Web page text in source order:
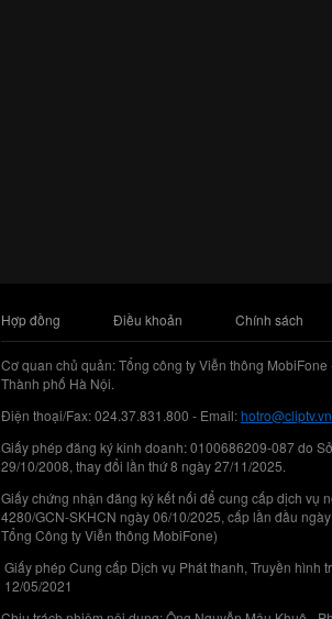
Hợp đồng Điều khoản Chính sách
Cơ quan chủ quản: Tổng công ty Viễn thông
Thành phố Hà Nội.
Điện thoại/Fax: 024.37.831.800 - Email:hotro@cliptv.vn
Giấy phép đăng ký kinh doanh: 0100686209-087 do
29/10/2008, thay đổi lần thứ 8 ngày 27/11/2025.
Giấy chứng nhận đăng ký kết nối để cung cấp dịch vụ
4280/GCN-SKHCN ngày 06/10/2025, cấp lần đầu
Tổng Công ty Viễn thông MobiFone)
Giấy phép Cung cấp Dịch vụ Phát thanh, Truyền hình
12/05/2021